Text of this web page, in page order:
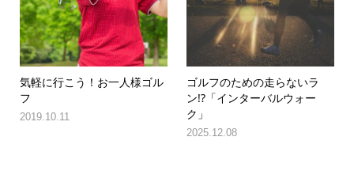
気軽に行こう！お一人様ゴル
フ
2019.10.11
ゴルフのための走らないラ
ン!?「インターバルウォー
ク」
2025.12.08